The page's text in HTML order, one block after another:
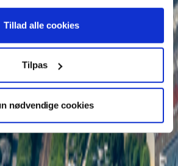
Tillad alle cookies
Tilpas
nødvendige cookies